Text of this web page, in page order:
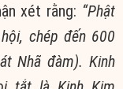
xét rằng: “Phật
chép đến 600
Nhã đàm). Kinh